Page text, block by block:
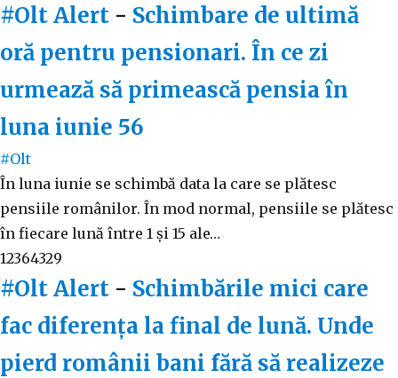
#Olt Alert - Schimbare de ultimă
oră pentru pensionari. În ce zi
urmează să primească pensia în
luna iunie 56
#Olt
În luna iunie se schimbă data la care se plătesc
pensiile românilor. În mod normal, pensiile se plătesc
în fiecare lună între 1 și 15 ale…
12364329
#Olt Alert - Schimbările mici care
fac diferența la final de lună. Unde
pierd românii bani fără să realizeze